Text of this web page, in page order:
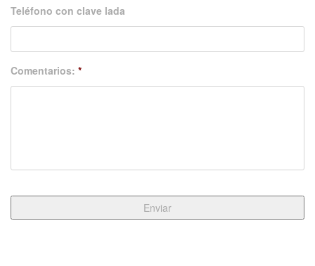
Teléfono con clave lada
Comentarios: *